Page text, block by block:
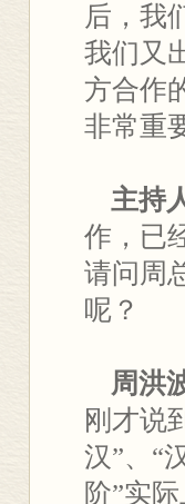
后，我
我们又
方合作
非常重
主持
作，已
请问周
呢？
周洪
刚才说
汉”、“
阶”实